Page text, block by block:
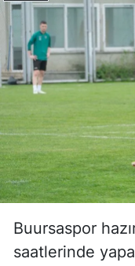
Buursaspor
saatlerinde